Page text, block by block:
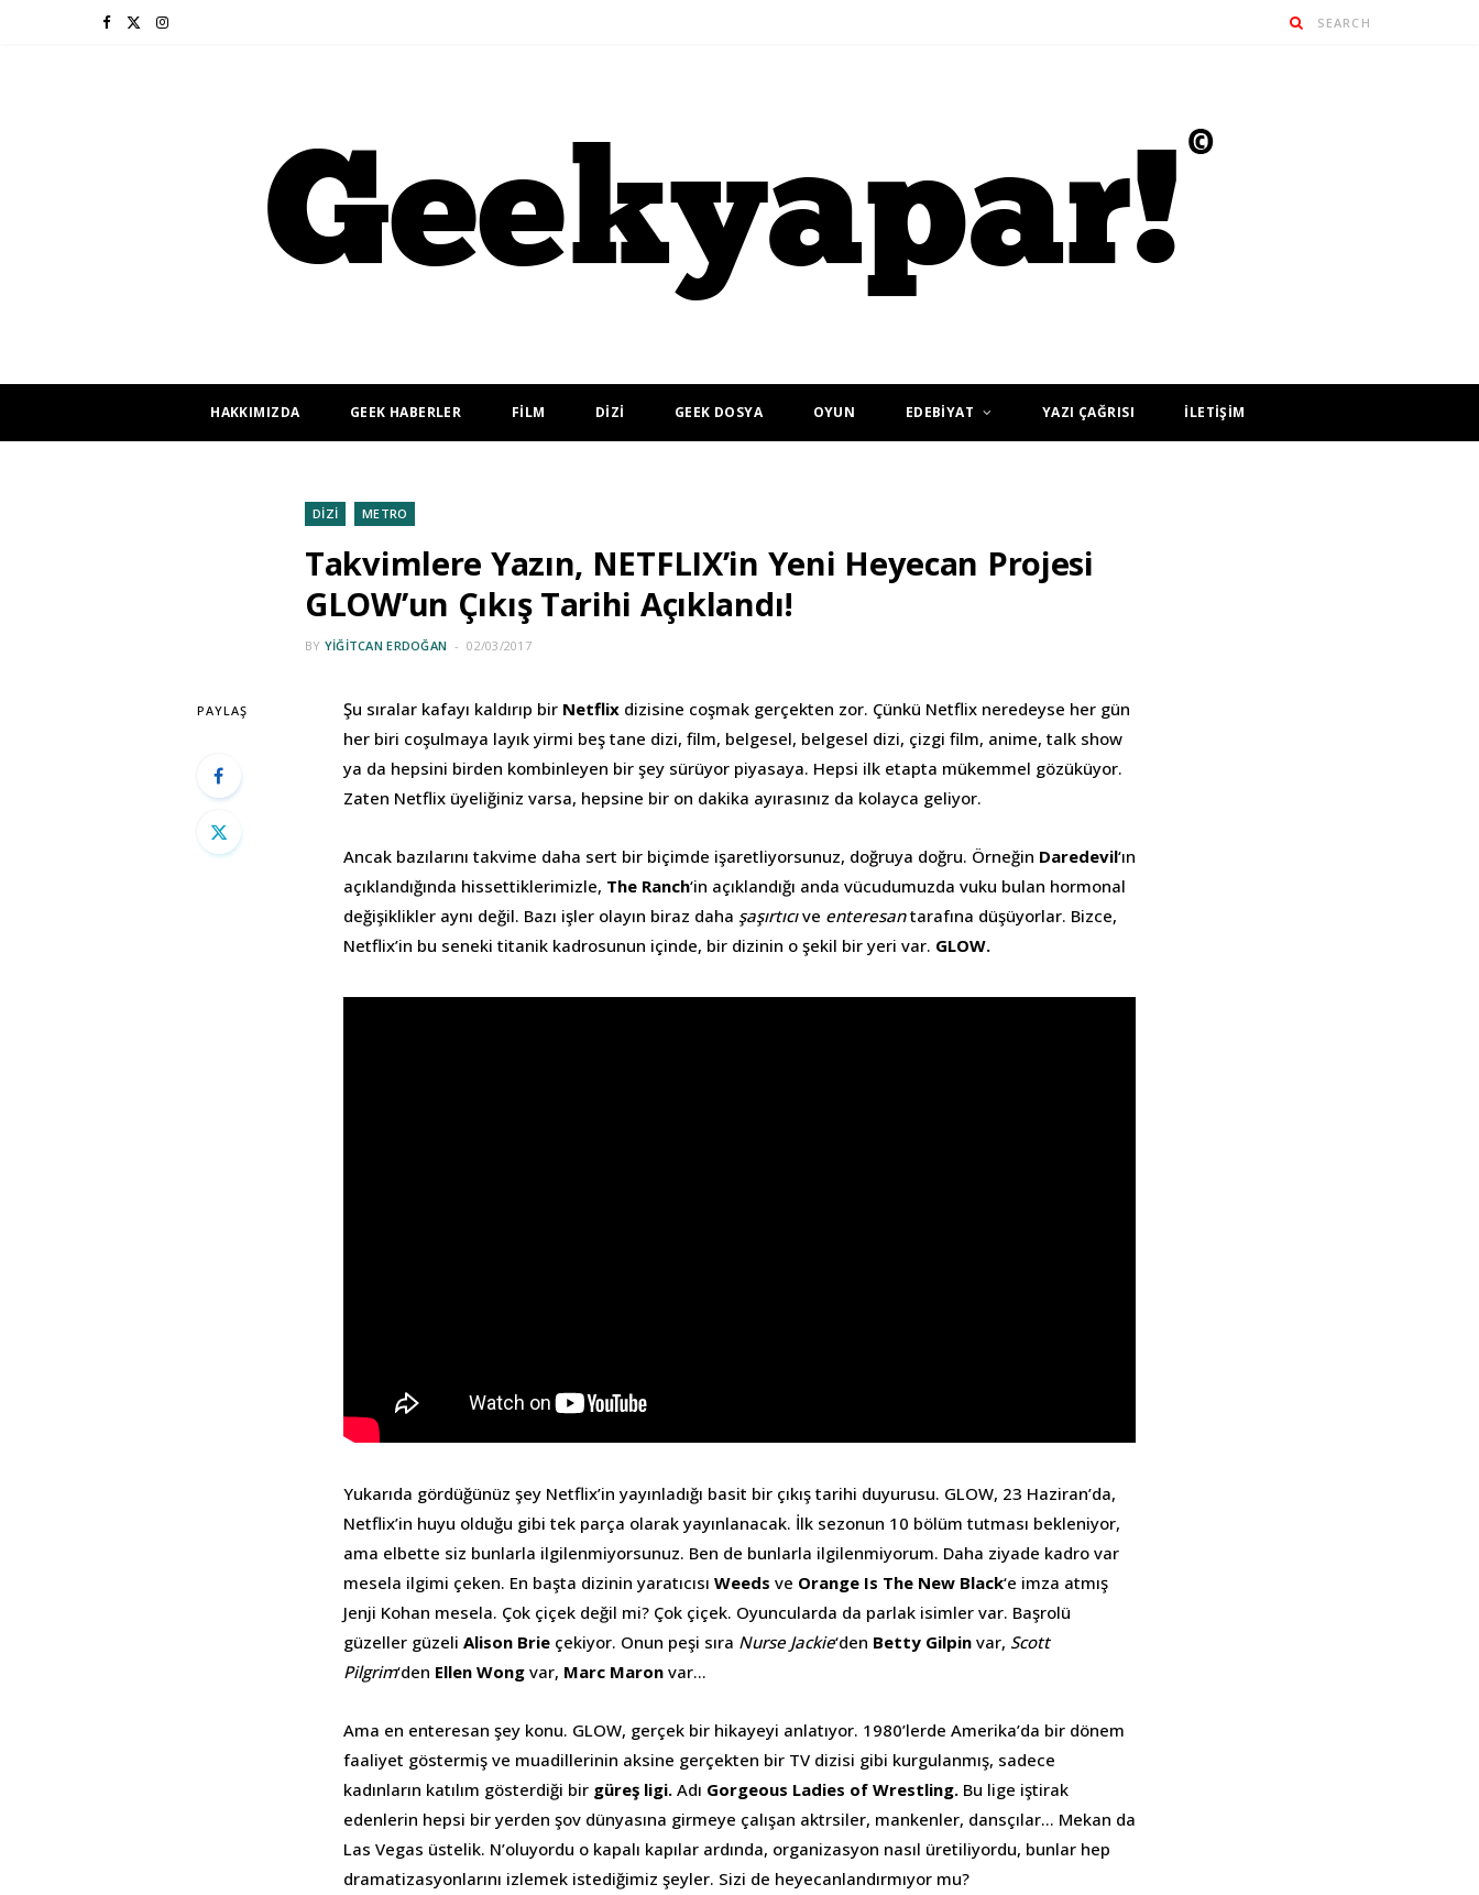
F I
HAKKIMIZDA GEEK HABERLER FİLM DİZİ GEEK DOSYA OYUN EDEBİYAT YAZI ÇAĞRISI İLETİŞİM
DİZİ METRO
Takvimlere Yazın, NETFLIX’in Yeni Heyecan Projesi
GLOW’un Çıkış Tarihi Açıklandı!
BY YIĞITCAN ERDOĞAN 02/03/2017
PAYLAŞ Şu sıralar kafayı kaldırıp bir Netflix dizisine coşmak gerçekten zor. Çünkü Netflix neredeyse her gün
her biri coşulmaya layık yirmi beş tane dizi, film, belgesel, belgesel dizi, çizgi film, anime, talk show
ya da hepsini birden kombinleyen bir şey sürüyor piyasaya. Hepsi ilk etapta mükemmel gözüküyor.
Zaten Netflix üyeliğiniz varsa, hepsine bir on dakika ayırasınız da kolayca geliyor.
Ancak bazılarını takvime daha sert bir biçimde işaretliyorsunuz, doğruya doğru. Örneğin Daredevil‘ın
açıklandığında hissettiklerimizle, The Ranch‘in açıklandığı anda vücudumuzda vuku bulan hormonal
değişiklikler aynı değil. Bazı işler olayın biraz daha şaşırtıcıve enteresantarafına düşüyorlar. Bizce,
Netflix’in bu seneki titanik kadrosunun içinde, bir dizinin o şekil bir yeri var. GLOW.
Yukarıda gördüğünüz şey Netflix’in yayınladığı basit bir çıkış tarihi duyurusu. GLOW, 23 Haziran’da,
Netflix’in huyu olduğu gibi tek parça olarak yayınlanacak. İlk sezonun 10 bölüm tutması bekleniyor,
ama elbette siz bunlarla ilgilenmiyorsunuz. Ben de bunlarla ilgilenmiyorum. Daha ziyade kadro var
mesela ilgimi çeken. En başta dizinin yaratıcısı Weeds ve Orange Is The New Black‘e imza atmış
Jenji Kohan mesela. Çok çiçek değil mi? Çok çiçek. Oyuncularda da parlak isimler var. Başrolü
güzeller güzeli Alison Brie çekiyor. Onun peşi sıra Nurse Jackie‘den Betty Gilpin var, Scott
Pilgrim‘den Ellen Wong var, Marc Maron var…
Ama en enteresan şey konu. GLOW, gerçek bir hikayeyi anlatıyor. 1980’lerde Amerika’da bir dönem
faaliyet göstermiş ve muadillerinin aksine gerçekten bir TV dizisi gibi kurgulanmış, sadece
kadınların katılım gösterdiği bir güreş ligi. Adı Gorgeous Ladies of Wrestling. Bu lige iştirak
edenlerin hepsi bir yerden şov dünyasına girmeye çalışan aktrsiler, mankenler, dansçılar… Mekan da
Las Vegas üstelik. N’oluyordu o kapalı kapılar ardında, organizasyon nasıl üretiliyordu, bunlar hep
dramatizasyonlarını izlemek istediğimiz şeyler. Sizi de heyecanlandırmıyor mu?